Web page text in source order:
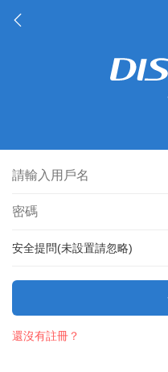
安全提問(未設置請忽略)
還沒有註冊？